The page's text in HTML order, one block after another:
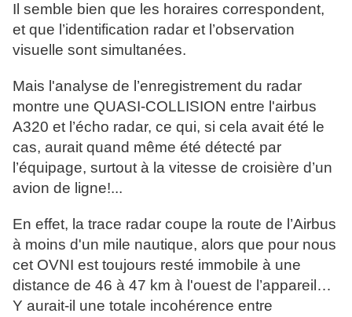
Il semble bien que les horaires correspondent,
et que l’identification radar et l’observation
visuelle sont simultanées.
Mais l'analyse de l’enregistrement du radar
montre une QUASI-COLLISION entre l'airbus
A320 et l’écho radar, ce qui, si cela avait été le
cas, aurait quand même été détecté par
l’équipage, surtout à la vitesse de croisière d’un
avion de ligne!...
En effet, la trace radar coupe la route de l’Airbus
à moins d'un mile nautique, alors que pour nous
cet OVNI est toujours resté immobile à une
distance de 46 à 47 km à l'ouest de l’appareil…
Y aurait-il une totale incohérence entre